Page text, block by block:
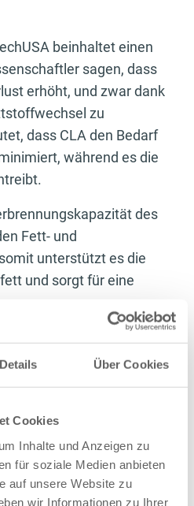
Details Über Cookies
Cookies
Inhalte und Anzeigen zu
für soziale Medien anbieten
auf unsere Website zu
wir Informationen zu Ihrer
beinhaltet einen
sagen, dass
erhöht, und zwar dank
zu
dass CLA den Bedarf
während es die
des
Fett- und
unterstützt es die
und sorgt für eine
die kleineren Fettzellen
überwiegend so, dass
einer Fachzeitschrift für
wurde, verringert CLA